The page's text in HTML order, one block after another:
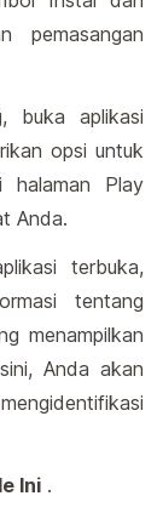
pemasangan
buka aplikasi
opsi untuk
halaman Play
Anda.
terbuka,
tentang
menampilkan
Anda akan
Ini .